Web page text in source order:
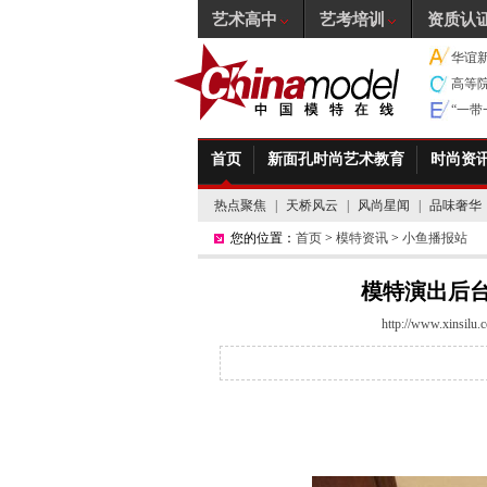
华谊
高等
“一带
首页 新面孔时尚艺术教育 时尚资
热点聚焦 天桥风云 风尚星闻 品味奢华
您的位置： 首页 > 模特资讯 > 小鱼播报站
模特演出后
http://
艺术高中 艺考培训 资质认